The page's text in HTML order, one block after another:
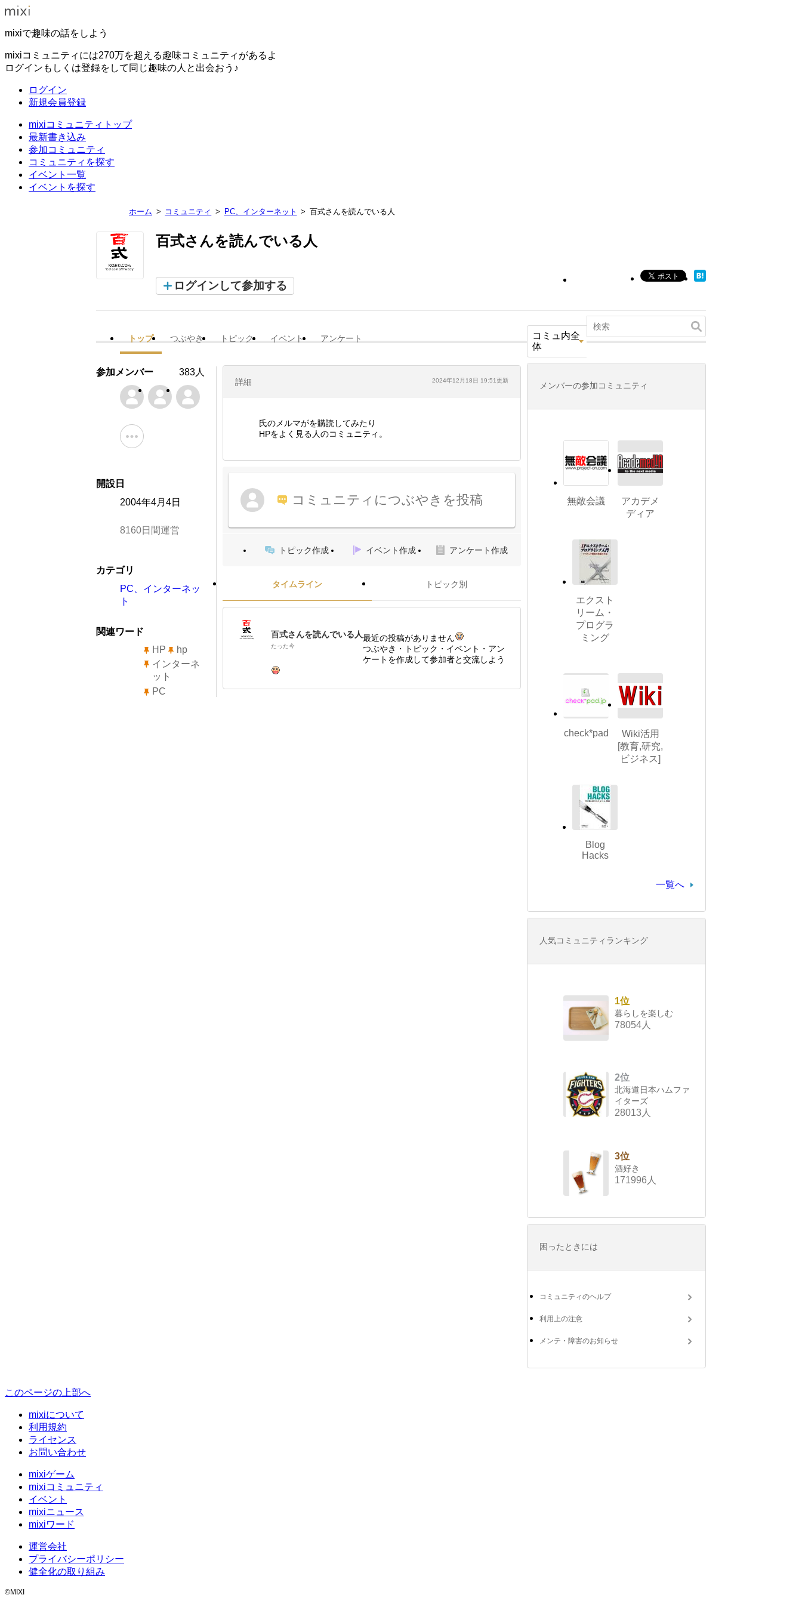
mixiで趣味の話をしよう
mixiコミュニティには270万を超える趣味コミュニティがあるよ
ログインもしくは登録をして同じ趣味の人と出会おう♪
ログイン
新規会員登録
mixiコミュニティトップ
最新書き込み
参加コミュニティ
コミュニティを探す
イベント一覧
イベントを探す
ホーム コミュニティ PC、インターネット 百式さんを読んでいる人
百式さんを読んでいる人
ログインして参加する
トップ つぶやき トピック イベント アンケート
コミュ内全
体
詳細 2024年12月18日 19:51更新
氏のメルマがを購読してみたり
HPをよく見る人のコミュニティ。
コミュニティにつぶやきを投稿
トピック作成 イベント作成 アンケート作成
タイムライン トピック別
百式さんを読んでいる人
たった今
最近の投稿がありません
つぶやき・トピック・イベント・アン
ケートを作成して参加者と交流しよう
参加メンバー 383人
開設日
2004年4月4日
8160日間運営
カテゴリ
PC、インターネッ
ト
関連ワード
HP
hp
インターネ
ット
PC
メンバーの参加コミュニティ
無敵会議
アカデメ
ディア
エクスト
リーム・
プログラ
ミング
check*pad
Wiki活用
[教育,研究,
ビジネス]
Blog
Hacks
一覧へ
人気コミュニティランキング
1位
暮らしを楽しむ
78054人
2位
北海道日本ハムファ
イターズ
28013人
3位
酒好き
171996人
困ったときには
コミュニティのヘルプ
利用上の注意
メンテ・障害のお知らせ
このページの上部へ
mixiについて
利用規約
ライセンス
お問い合わせ
mixiゲーム
mixiコミュニティ
イベント
mixiニュース
mixiワード
運営会社
プライバシーポリシー
健全化の取り組み
©MIXI